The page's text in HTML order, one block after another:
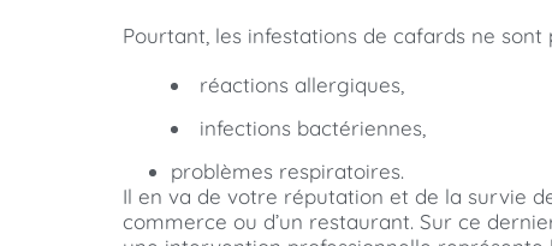
Pourtant, les infestations de cafards ne
réactions allergiques,
infections bactériennes,
problèmes respiratoires.
Il en va de votre réputation et de la survie
commerce ou d’un restaurant. Sur ce